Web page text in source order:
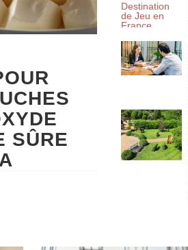
SÛRE
Avec la formule